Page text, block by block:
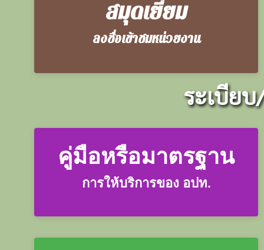
สมุดเยี่ยม
ลงชื่อเข้าชมหน่วยงาน
ระเบีย
คู่มือหรือมาตรฐาน
การให้บริการของ อปท.